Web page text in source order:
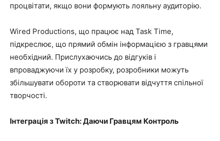
процвітати, якщо вони формують лояльну аудиторію.
Wired Productions, що працює над Task Time,
підкреслює, що прямий обмін інформацією з гравцями
необхідний. Прислухаючись до відгуків і
впроваджуючи їх у розробку, розробники можуть
збільшувати обороти та створювати відчуття спільної
творчості.
Інтеграція з Twitch: Даючи Гравцям Контроль